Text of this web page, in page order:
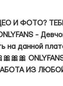
И ФОТО?
-
на данной
ИЗ